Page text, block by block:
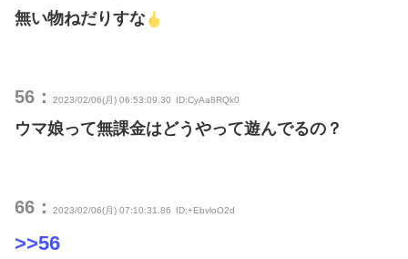
無い物ねだりすな
56： 2023/02/06(月) 06:53:09.30 ID:CyAa8RQk0
ウマ娘って無課金はどうやって遊んでるの？
66： 2023/02/06(月) 07:10:31.86 ID:+EbvloO2d
>>56